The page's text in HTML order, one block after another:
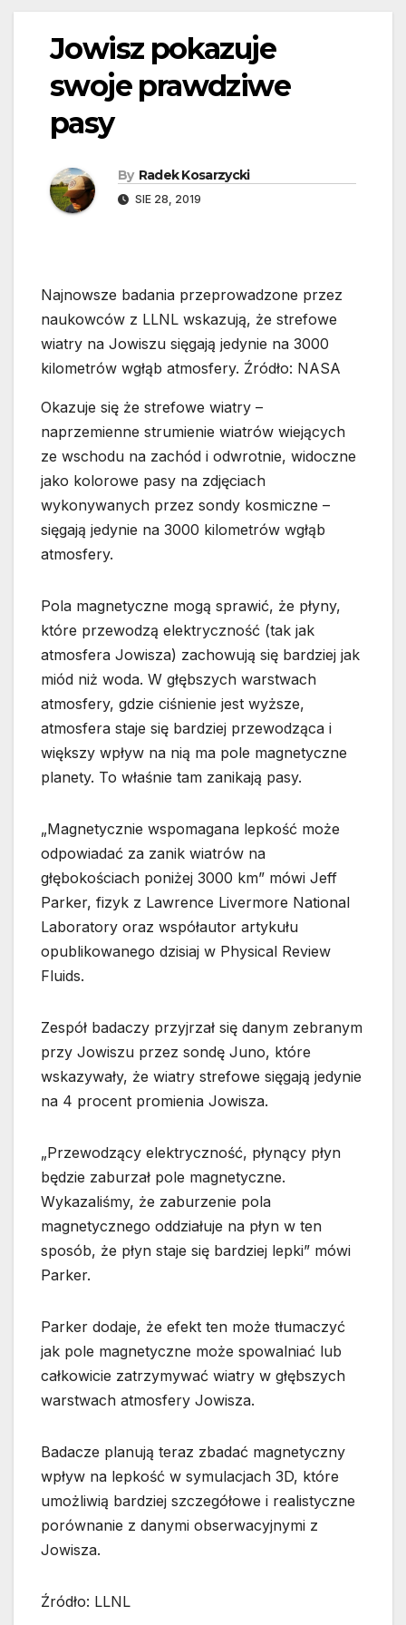
Jowisz pokazuje
swoje prawdziwe
pasy
By Radek Kosarzycki
SIE 28, 2019
Najnowsze badania przeprowadzone przez
naukowców z LLNL wskazują, że strefowe
wiatry na Jowiszu sięgają jedynie na 3000
kilometrów wgłąb atmosfery. Źródło: NASA
Okazuje się że strefowe wiatry –
naprzemienne strumienie wiatrów wiejących
ze wschodu na zachód i odwrotnie, widoczne
jako kolorowe pasy na zdjęciach
wykonywanych przez sondy kosmiczne –
sięgają jedynie na 3000 kilometrów wgłąb
atmosfery.
Pola magnetyczne mogą sprawić, że płyny,
które przewodzą elektryczność (tak jak
atmosfera Jowisza) zachowują się bardziej jak
miód niż woda. W głębszych warstwach
atmosfery, gdzie ciśnienie jest wyższe,
atmosfera staje się bardziej przewodząca i
większy wpływ na nią ma pole magnetyczne
planety. To właśnie tam zanikają pasy.
„Magnetycznie wspomagana lepkość może
odpowiadać za zanik wiatrów na
głębokościach poniżej 3000 km” mówi Jeff
Parker, fizyk z Lawrence Livermore National
Laboratory oraz współautor artykułu
opublikowanego dzisiaj w Physical Review
Fluids.
Zespół badaczy przyjrzał się danym zebranym
przy Jowiszu przez sondę Juno, które
wskazywały, że wiatry strefowe sięgają jedynie
na 4 procent promienia Jowisza.
„Przewodzący elektryczność, płynący płyn
będzie zaburzał pole magnetyczne.
Wykazaliśmy, że zaburzenie pola
magnetycznego oddziałuje na płyn w ten
sposób, że płyn staje się bardziej lepki” mówi
Parker.
Parker dodaje, że efekt ten może tłumaczyć
jak pole magnetyczne może spowalniać lub
całkowicie zatrzymywać wiatry w głębszych
warstwach atmosfery Jowisza.
Badacze planują teraz zbadać magnetyczny
wpływ na lepkość w symulacjach 3D, które
umożliwią bardziej szczegółowe i realistyczne
porównanie z danymi obserwacyjnymi z
Jowisza.
Źródło: LLNL